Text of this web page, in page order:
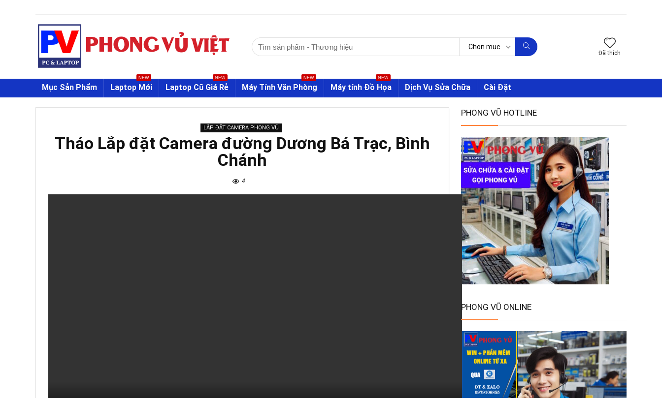
Tìm
kiếm:
Chọn mục
Đã thích
Mục Sản Phẩm Laptop Mới
NEW
Laptop Cũ Giá Rẻ
NEW
Máy Tính Văn Phòng
NEW
Máy tính Đồ Họa
NEW
Dịch Vụ Sửa Chữa Cài Đặt
LẮP ĐẶT CAMERA PHONG VỦ
Tháo Lắp đặt Camera đường Dương Bá Trạc, Bình
Chánh
4
PHONG VŨ HOTLINE
PHONG VŨ ONLINE